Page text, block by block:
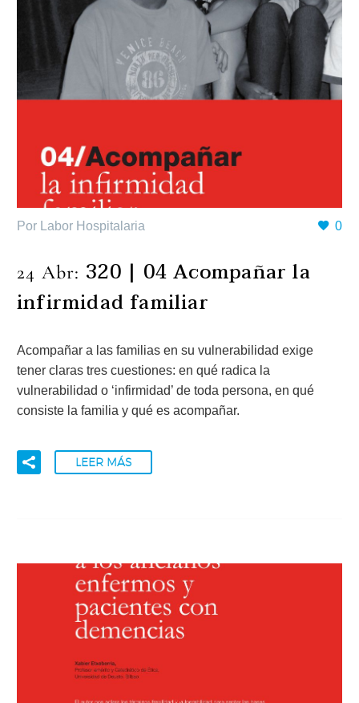
0
Por Labor Hospitalaria
24 Abr: 320 | 04 Acompañar la
infirmidad familiar
Acompañar a las familias en su vulnerabilidad exige
tener claras tres cuestiones: en qué radica la
vulnerabilidad o ‘infirmidad’ de toda persona, en qué
consiste la familia y qué es acompañar.
LEER MÁS